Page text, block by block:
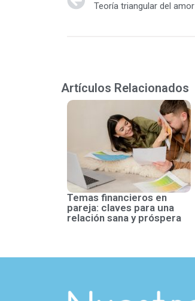
Teoría triangular del amor
Artículos Relacionados
Temas financieros en
pareja: claves para una
relación sana y próspera